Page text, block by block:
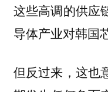
这些高调的供应
导体产业对韩国
但反过来，这也